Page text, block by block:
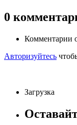
0
Комментарии
Авторизуйтесь
Загрузка